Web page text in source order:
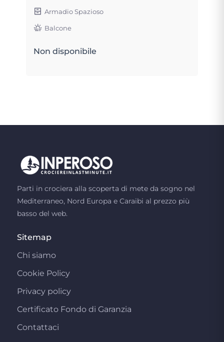
Armadio Spazioso
Balcone
Non disponibile
Parti in crociera alla scoperta di mete da sogno nel
Mediterraneo, Nord Europa e Caraibi al prezzo più
basso del web.
Sitemap
Chi siamo
Cookie Policy
Privacy policy
Certificato Fondo di Garanzia
Contattaci